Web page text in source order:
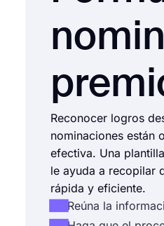
Reconocer logros
nominaciones están
efectiva. Una
le ayuda a recopilar
rápida y eficiente.
Reúna la